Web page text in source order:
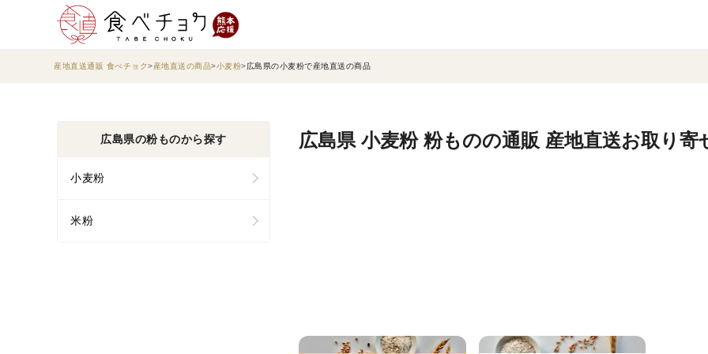
産地直送通販 食べチョク 産地直送の商品 小麦粉 広島県の小麦粉で産地直送の商品
広島県 小麦粉 粉ものの通販 産地直送お取り寄
広島県の粉ものから探す
小麦粉
米粉